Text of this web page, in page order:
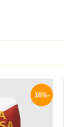
-16%